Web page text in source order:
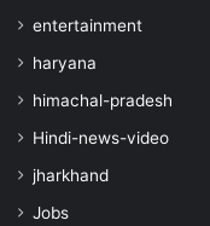
entertainment
haryana
himachal-pradesh
Hindi-news-video
jharkhand
Jobs